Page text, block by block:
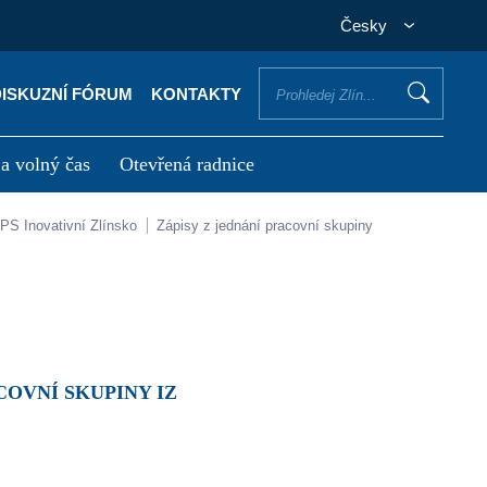
Česky
FÓRUM KONTAKTY
volný čas Otevřená radnice
vyřídit Potřebuji zaplatit
PS Inovativní Zlínsko
Zápisy z jednání pracovní skupiny
SKUPINY IZ